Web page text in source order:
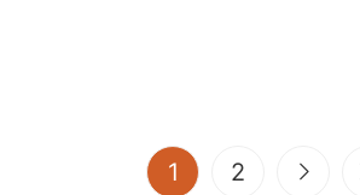
1 (current)
2